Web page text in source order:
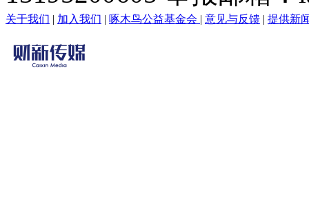
关于我们 | 加入我们 | 啄木鸟公益基金会 | 意见与反馈 | 提供新